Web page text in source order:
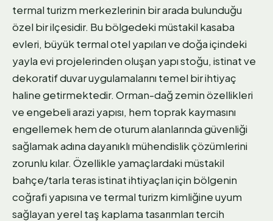
termal turizm merkezlerinin bir arada bulunduğu
özel bir ilçesidir. Bu bölgedeki müstakil kasaba
evleri, büyük termal otel yapıları ve doğa içindeki
yayla evi projelerinden oluşan yapı stoğu, istinat ve
dekoratif duvar uygulamalarını temel bir ihtiyaç
haline getirmektedir. Orman-dağ zemin özellikleri
ve engebeli arazi yapısı, hem toprak kaymasını
engellemek hem de oturum alanlarında güvenliği
sağlamak adına dayanıklı mühendislik çözümlerini
zorunlu kılar. Özellikle yamaçlardaki müstakil
bahçe/tarla teras istinat ihtiyaçları için bölgenin
coğrafi yapısına ve termal turizm kimliğine uyum
sağlayan yerel taş kaplama tasarımları tercih